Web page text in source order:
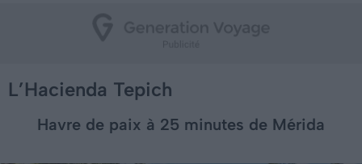
L’Hacienda Tepich
Havre de paix à 25 minutes de Mérida